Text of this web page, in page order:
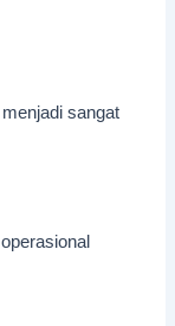
sangat